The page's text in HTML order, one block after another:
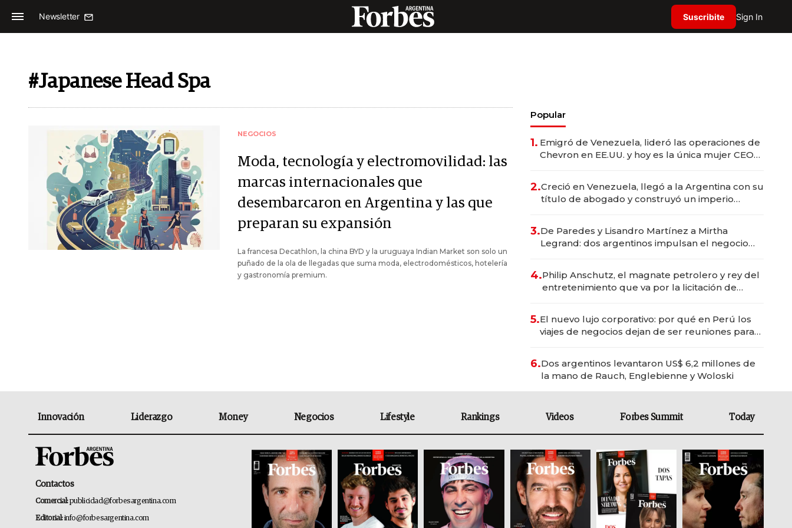
Newsletter Suscribite Sign In
#Japanese Head Spa
NEGOCIOS
Moda, tecnología y electromovilidad: las
marcas internacionales que
desembarcaron en Argentina y las que
preparan su expansión
La francesa Decathlon, la china BYD y la uruguaya Indian Market son solo un
puñado de la ola de llegadas que suma moda, electrodomésticos, hotelería
y gastronomía premium.
Popular
1. Emigró de Venezuela, lideró las operaciones de
Chevron en EE.UU. y hoy es la única mujer CEO
2.Creció en Venezuela, llegó a la Argentina con su
título de abogado y construyó un imperio
3.De Paredes y Lisandro Martínez a Mirtha
Legrand: dos argentinos impulsan el negocio
4.Philip Anschutz, el magnate petrolero y rey del
entretenimiento que va por la licitación de
5.El nuevo lujo corporativo: por qué en Perú los
viajes de negocios dejan de ser reuniones para
6.Dos argentinos levantaron US$ 6,2 millones de
la mano de Rauch, Englebienne y Woloski
Innovación Liderazgo Money Negocios Lifestyle Rankings Videos Forbes Summit Today
Contactos
Comercial:publicidad@forbesargentina.com
Editorial:info@forbesargentina.com